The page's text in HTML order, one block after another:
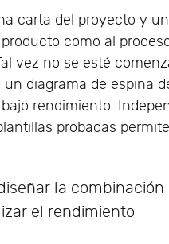
carta del proyecto y
como al
vez no se esté
diagrama de espina
rendimiento.
probadas
la
el rendimiento